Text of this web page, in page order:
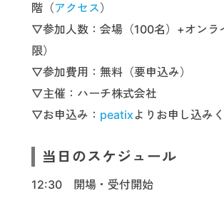
階（アクセス）
▽参加人数：会場（100名）+オンラ
限）
▽参加費用：無料（要申込み）
▽主催：ハーチ株式会社
▽お申込み： peatixよりお申し込み
当日のスケジュール
12:30 開場・受付開始